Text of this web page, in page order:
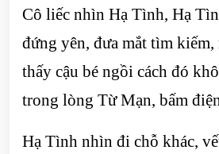
Cô liếc nhìn Hạ Tình, Hạ
đứng yên, đưa mắt tìm kiếm,
thấy cậu bé ngồi cách đó
trong lòng Từ Mạn, bấm
Hạ Tình nhìn đi chỗ khác,